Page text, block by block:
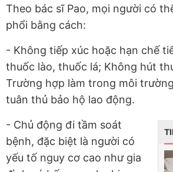
Theo bác sĩ Pao, mọi người có
phổi bằng cách:
- Không tiếp xúc hoặc hạn chế
thuốc lào, thuốc lá; Không hút
Trường hợp làm trong môi
tuân thủ bảo hộ lao động.
- Chủ động đi tầm soát
bệnh, đặc biệt là người có
yếu tố nguy cơ cao như gia